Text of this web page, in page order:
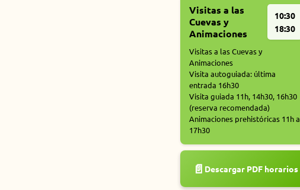
Visitas a las
Cuevas y
Animaciones
10:30
18:30
Visitas a las Cuevas y
Animaciones
Visita autoguiada: última
entrada 16h30
Visita guiada 11h, 14h30, 16h30
(reserva recomendada)
Animaciones prehistóricas 11h a
17h30
📄 Descargar PDF horarios